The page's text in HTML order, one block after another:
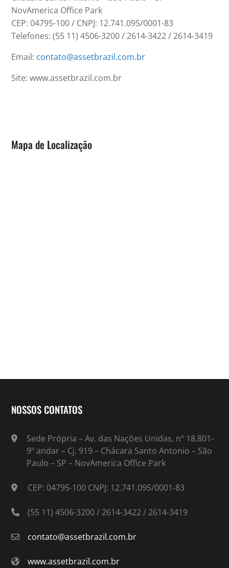
NovAmerica Office Park
CEP: 04795-100 / CNPJ: 12.741.095/0001-83
Telefones: (55 11) 4506-3200 / 2614-3422 / 2614-3419
Email: contato@assetbrazil.com.br
Site: www.assetbrazil.com.br
Mapa de Localização
NOSSOS CONTATOS
Sede Própria – Av. das Nações Unidas, nº 18.801-
9º andar – Cj. 919 – Chácara Santo Antonio – São
Paulo – SP – NovAmerica Office Park
CEP: 04795-100 CNPJ: 12.741.095/0001-83
(55 11) 4506-3200 / 2614-3422 / 2614-3419
contato@assetbrazil.com.br
www.assetbrazil.com.br